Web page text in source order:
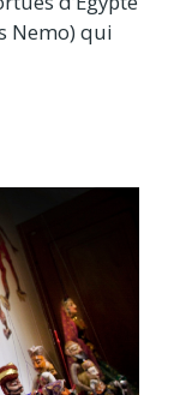
Nemo) qui